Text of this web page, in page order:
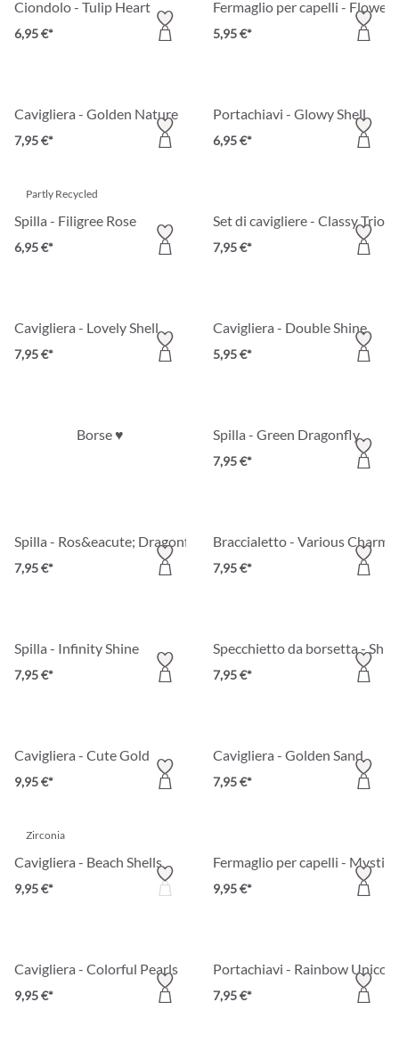
Ciondolo - Tulip Heart
6,95 €*
Fermaglio per capelli -
5,95 €*
Cavigliera - Golden Nature
7,95 €*
Portachiavi - Glowy Shell
6,95 €*
Partly Recycled
Spilla - Filigree Rose
6,95 €*
Set di cavigliere - Classy Trio
7,95 €*
Cavigliera - Lovely Shell
7,95 €*
Cavigliera - Double Shine
5,95 €*
Borse ♥ Spilla - Green Dragonfly
7,95 €*
Spilla - Ros&eacute; Dragonfly
7,95 €*
Braccialetto - Various Charm
7,95 €*
Spilla - Infinity Shine
7,95 €*
Specchietto da borsetta -
7,95 €*
Cavigliera - Cute Gold
9,95 €*
Cavigliera - Golden Sand
7,95 €*
Zirconia
Cavigliera - Beach Shells
9,95 €*
Fermaglio per capelli - Mystic
9,95 €*
Cavigliera - Colorful Pearls
9,95 €*
Portachiavi - Rainbow
7,95 €*